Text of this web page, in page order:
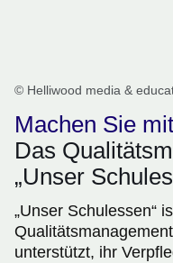
© Helliwood media &
Machen Sie
Das
„Unser
„Unser Schulessen“
unterstützt, ihr